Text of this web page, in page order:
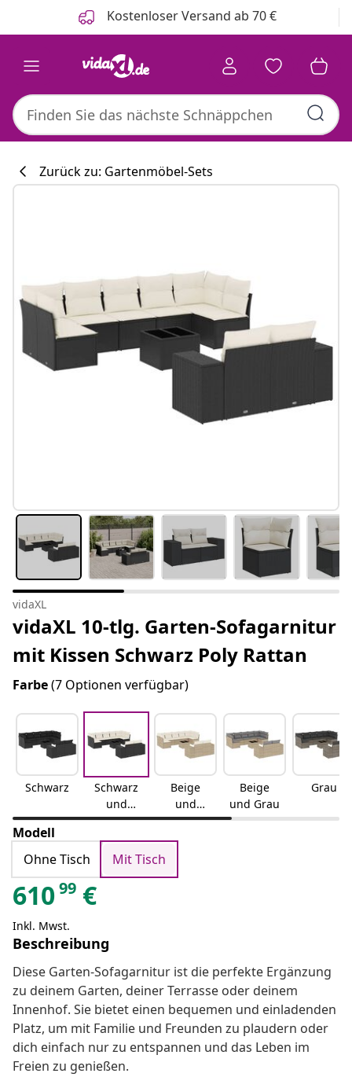
Kostenloser Versand ab 70 €
Zurück zu: Gartenmöbel-Sets
vidaXL
vidaXL 10-tlg. Garten-Sofagarnitur
mit Kissen Schwarz Poly Rattan
Farbe(7 Optionen verfügbar)
Schwarz
Schwarz
und
Creme
Beige
und
Creme
Beige
und Grau
Grau
Modell
Ohne Tisch
Mit Tisch
61099 €
Inkl. Mwst.
Beschreibung
Diese Garten-Sofagarnitur ist die perfekte Ergänzung
zu deinem Garten, deiner Terrasse oder deinem
Innenhof. Sie bietet einen bequemen und einladenden
Platz, um mit Familie und Freunden zu plaudern oder
dich einfach nur zu entspannen und das Leben im
Freien zu genießen.